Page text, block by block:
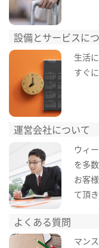
設備とサービスに
生活
すぐ
運営会社について
ウィ
を多
お客
て頂き
よくある質問
マン